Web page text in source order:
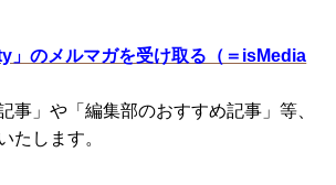
」のメルマガを受け取る（＝isMedia
事」や「編集部のおすすめ記事」等、
たします。